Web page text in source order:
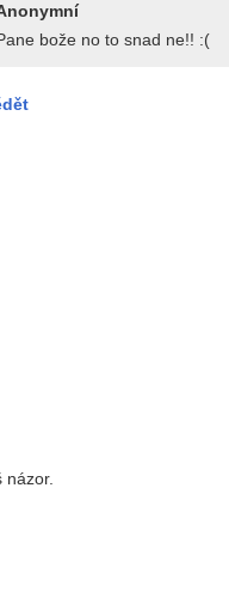
bože no to snad ne!! :(
názor.